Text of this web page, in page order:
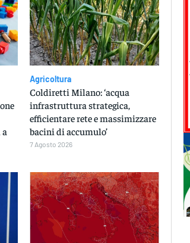
Agricoltura
Coldiretti Milano: ‘acqua
infrastruttura strategica,
efficientare rete e massimizzare
bacini di accumulo’
7 Agosto 2026